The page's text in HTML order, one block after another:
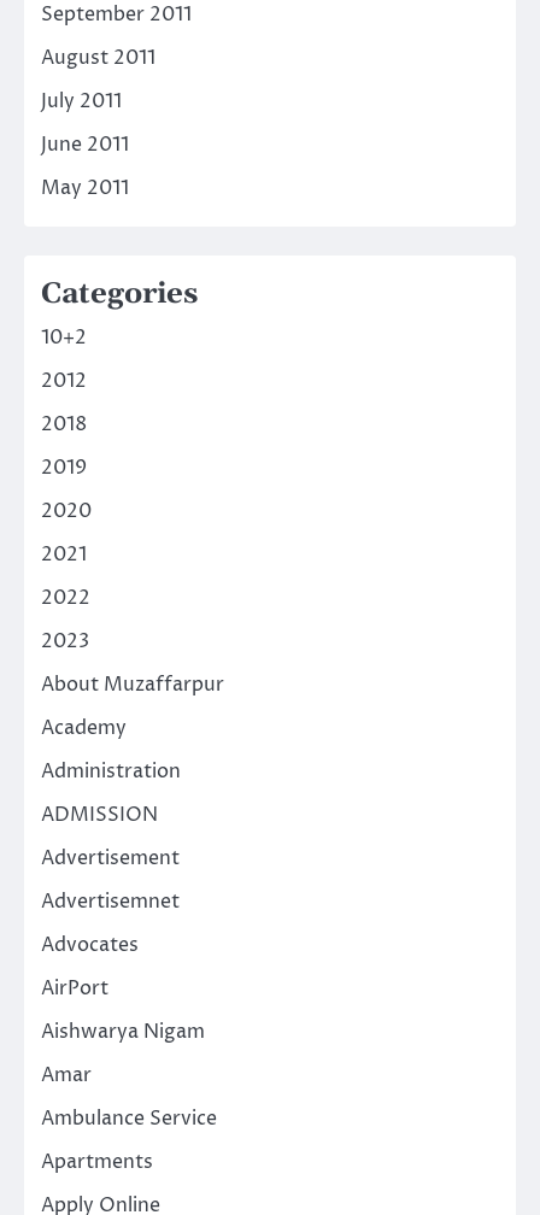
September 2011
August 2011
July 2011
June 2011
May 2011
Categories
10+2
2012
2018
2019
2020
2021
2022
2023
About Muzaffarpur
Academy
Administration
ADMISSION
Advertisement
Advertisemnet
Advocates
AirPort
Aishwarya Nigam
Amar
Ambulance Service
Apartments
Apply Online